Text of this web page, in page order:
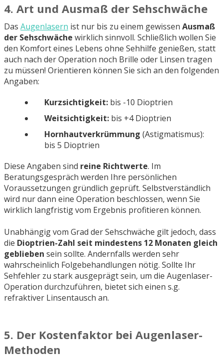
4. Art und Ausmaß der Sehschwäche
Das Augenlasern ist nur bis zu einem gewissen Ausmaß
der Sehschwäche wirklich sinnvoll. Schließlich wollen Sie
den Komfort eines Lebens ohne Sehhilfe genießen, statt
auch nach der Operation noch Brille oder Linsen tragen
zu müssen! Orientieren können Sie sich an den folgenden
Angaben:
Kurzsichtigkeit: bis -10 Dioptrien
Weitsichtigkeit: bis +4 Dioptrien
Hornhautverkrümmung (Astigmatismus):
bis 5 Dioptrien
Diese Angaben sind reine Richtwerte. Im
Beratungsgespräch werden Ihre persönlichen
Voraussetzungen gründlich geprüft. Selbstverständlich
wird nur dann eine Operation beschlossen, wenn Sie
wirklich langfristig vom Ergebnis profitieren können.
Unabhängig vom Grad der Sehschwäche gilt jedoch, dass
die Dioptrien-Zahl seit mindestens 12 Monaten gleich
geblieben sein sollte. Andernfalls werden sehr
wahrscheinlich Folgebehandlungen nötig. Sollte Ihr
Sehfehler zu stark ausgeprägt sein, um die Augenlaser-
Operation durchzuführen, bietet sich einen s.g.
refraktiver Linsentausch an.
5. Der Kostenfaktor bei Augenlaser-
Methoden